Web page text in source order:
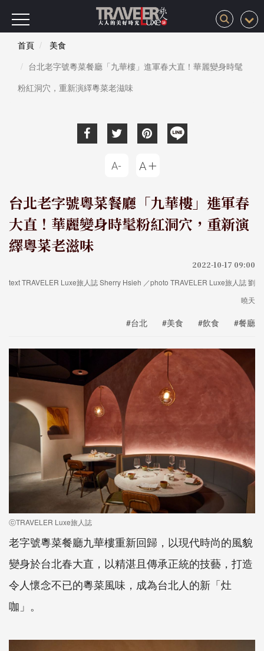
首頁
美食
台北老字號粵菜餐廳「九華樓」進軍春大直！華麗變身時髦
粉紅洞穴，重新演繹粵菜老滋味
台北老字號粵菜餐廳「九華樓」進軍春
大直！華麗變身時髦粉紅洞穴，重新演
繹粵菜老滋味
2022-10-17 09:00
text TRAVELER Luxe旅人誌 Sherry Hsieh ／photo TRAVELER Luxe旅人誌 劉
曉天
#台北 #美食 #飲食 #餐廳
ⓒTRAVELER Luxe旅人誌
老字號粵菜餐廳九華樓重新回歸，以現代時尚的風貌
變身於台北春大直，以精湛且傳承正統的技藝，打造
令人懷念不已的粵菜風味，成為台北人的新「灶
咖」。